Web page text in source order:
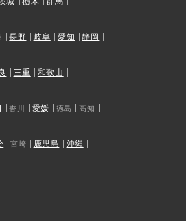
長野 岐阜 愛知
静岡
三重
和歌山
香川 愛媛 徳島 高知
宮崎 鹿児島 沖縄